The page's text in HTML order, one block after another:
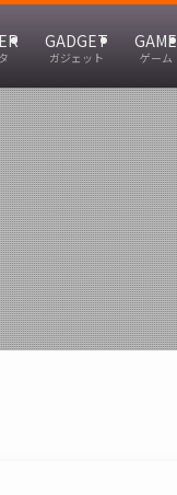
GADGET
ガジェット
GAME
ゲーム